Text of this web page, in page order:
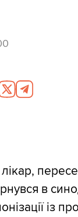
лікар,
в
із